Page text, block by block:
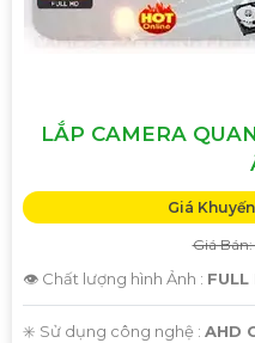
LẮP CAMERA
Giá
Giá
👁 Chất lượng hình Ảnh :
✳️ Sử dụng công nghệ : AHD